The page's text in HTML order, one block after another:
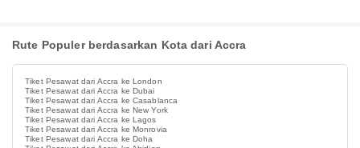
Rute Populer berdasarkan Kota dari Accra
Tiket Pesawat dari Accra ke London
Tiket Pesawat dari Accra ke Dubai
Tiket Pesawat dari Accra ke Casablanca
Tiket Pesawat dari Accra ke New York
Tiket Pesawat dari Accra ke Lagos
Tiket Pesawat dari Accra ke Monrovia
Tiket Pesawat dari Accra ke Doha